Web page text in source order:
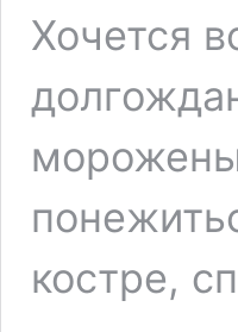
Хочется
костре,